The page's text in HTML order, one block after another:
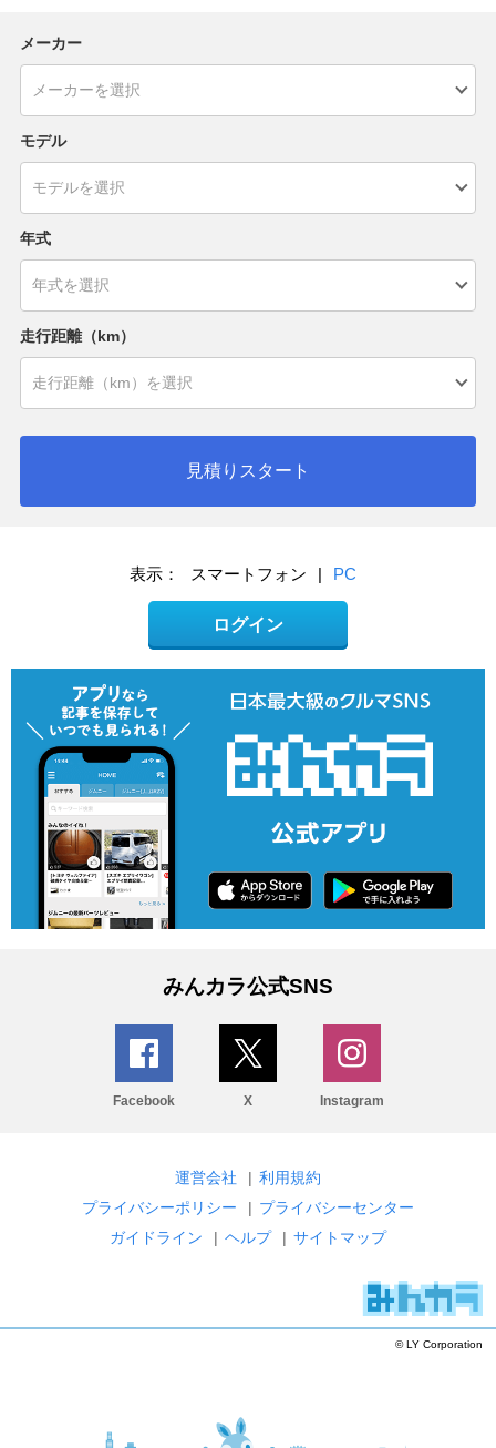
メーカー
モデル
年式
走行距離（km）
見積りスタート
表示： スマートフォン | PC
ログイン
みんカラ公式SNS
Facebook X Instagram
運営会社 | 利用規約
プライバシーポリシー
| プライバシーセンター
ガイドライン
| ヘルプ | サイトマップ
© LY Corporation